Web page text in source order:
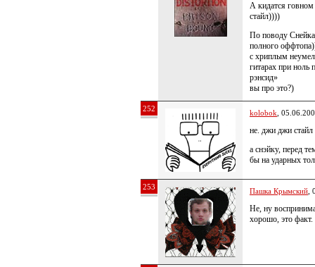
А кидатся
стайл))))
По поводу
полного
с хриплым
гитарах при ноль
рэнсид»
вы про это?)
252 kolobok ,
не. джи джи стайл
а снэйку, перед
бы на ударных
253 Пашка Крымский
Не, ну
хорошо, это факт.